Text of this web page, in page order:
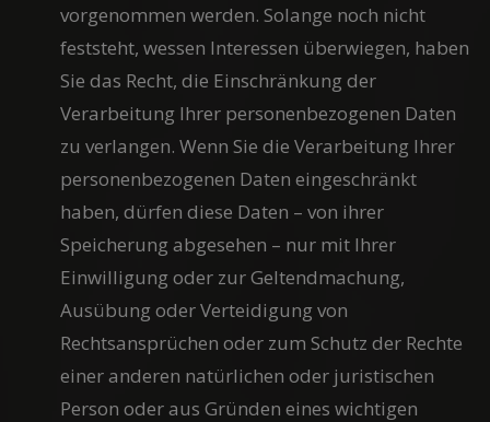
vorgenommen werden. Solange noch nicht
feststeht, wessen Interessen überwiegen, haben
Sie das Recht, die Einschränkung der
Verarbeitung Ihrer personenbezogenen Daten
zu verlangen. Wenn Sie die Verarbeitung Ihrer
personenbezogenen Daten eingeschränkt
haben, dürfen diese Daten – von ihrer
Speicherung abgesehen – nur mit Ihrer
Einwilligung oder zur Geltendmachung,
Ausübung oder Verteidigung von
Rechtsansprüchen oder zum Schutz der Rechte
einer anderen natürlichen oder juristischen
Person oder aus Gründen eines wichtigen